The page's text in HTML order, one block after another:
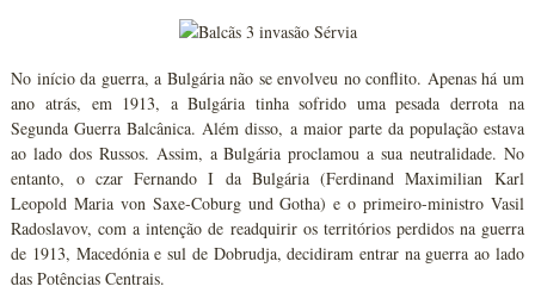
No início da guerra, a Bulgária não se envolveu no conflito. Apenas há um
ano atrás, em 1913, a Bulgária tinha sofrido uma pesada derrota na
Segunda Guerra Balcânica. Além disso, a maior parte da população estava
ao lado dos Russos. Assim, a Bulgária proclamou a sua neutralidade. No
entanto, o czar Fernando I da Bulgária (Ferdinand Maximilian Karl
Leopold Maria von Saxe-Coburg und Gotha) e o primeiro-ministro Vasil
Radoslavov, com a intenção de readquirir os territórios perdidos na guerra
de 1913, Macedónia e sul de Dobrudja, decidiram entrar na guerra ao lado
das Potências Centrais.